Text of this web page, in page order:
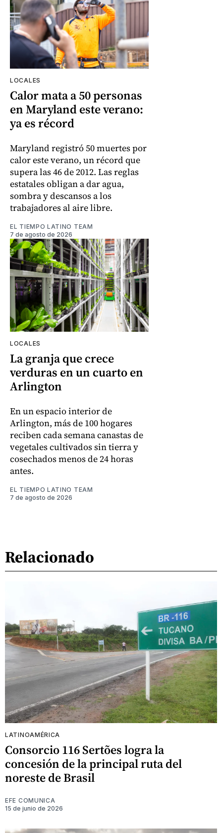
LOCALES
Calor mata a 50 personas
en Maryland este verano:
ya es récord
Maryland registró 50 muertes por
calor este verano, un récord que
supera las 46 de 2012. Las reglas
estatales obligan a dar agua,
sombra y descansos a los
trabajadores al aire libre.
EL TIEMPO LATINO TEAM
7 de agosto de 2026
LOCALES
La granja que crece
verduras en un cuarto en
Arlington
En un espacio interior de
Arlington, más de 100 hogares
reciben cada semana canastas de
vegetales cultivados sin tierra y
cosechados menos de 24 horas
antes.
EL TIEMPO LATINO TEAM
7 de agosto de 2026
Relacionado
LATINOAMÉRICA
Consorcio 116 Sertões logra la
concesión de la principal ruta del
noreste de Brasil
EFE COMUNICA
15 de junio de 2026